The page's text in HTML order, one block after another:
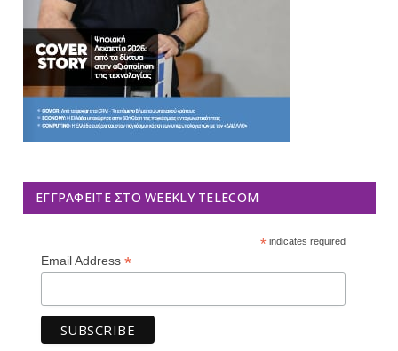
ΕΓΓΡΑΦΕΊΤΕ ΣΤΟ WEEKLY TELECOM
*indicates required
Email Address *